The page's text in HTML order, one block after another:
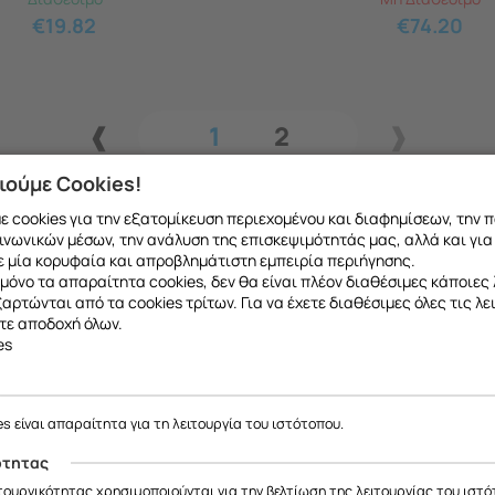
€19.82 €74.20
1 2
ανταλλακτικό που θέλετε μπορείτε να
μιλήσετε με εξειδικευμένο συνεργάτη
Cookies!
cookies για την εξατομίκευση περιεχομένου και διαφημίσεων, την
μέσων, την ανάλυση της επισκεψιμότητάς μας, αλλά και
κορυφαία και απροβλημάτιστη εμπειρία περιήγησης.
τα απαραίτητα cookies, δεν θα είναι πλέον διαθέσιμες κάποιες
από τα cookies τρίτων. Για να έχετε διαθέσιμες όλες τις
αποδοχή όλων.
είναι απαραίτητα για τη λειτουργία του ιστότοπου.
χρησιμοποιούνται για την βελτίωση της λειτουργίας του
να σας ενημερώσουμε ότι η επιχείρησή μας θα παραμείνει κλειστή
έως και 18/08, λόγω καλοκαιρινών διακοπών.
Θα είμαστε ξανά κοντά σας από19/08.